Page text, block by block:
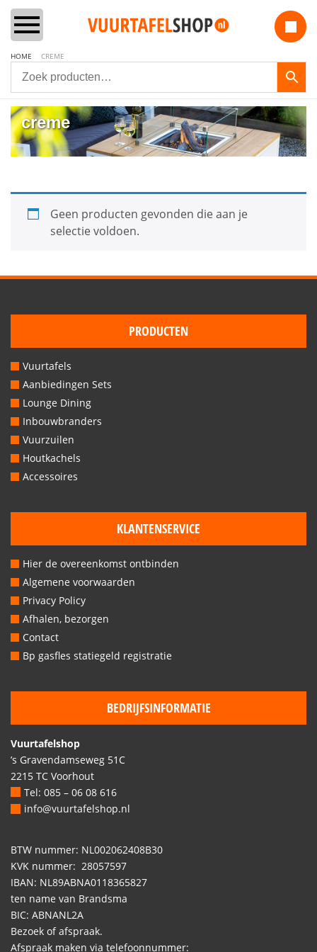
Vuurtafels
Lounge & Dining
Accessoires
Contact
HOME CREME
creme
Geen producten gevonden die aan je
selectie voldoen.
PRODUCTEN
Vuurtafels
Aanbiedingen Sets
Lounge Dining
Inbouwbranders
Vuurzuilen
Houtkachels
Accessoires
KLANTENSERVICE
Hier de overeenkomst ontbinden
Algemene voorwaarden
Privacy Policy
Afhalen, bezorgen
Contact
Bp gasfles statiegeld registratie
BEDRIJFSINFORMATIE
Vuurtafelshop
’s Gravendamseweg 51C
2215 TC Voorhout
Tel: 085 – 06 08 616
info@vuurtafelshop.nl
BTW nummer: NL002062408B30
KVK nummer: 28057597
IBAN: NL89ABNA0118365827
ten name van Brandsma
BIC: ABNANL2A
Bezoek of afspraak.
Afspraak maken via telefoonnummer: